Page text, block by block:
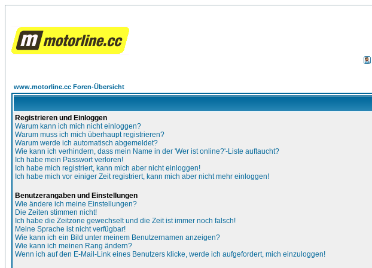
www.motorline.cc Foren-Übersicht
Registrieren und Einloggen
Warum kann ich mich nicht einloggen?
Warum muss ich mich überhaupt registrieren?
Warum werde ich automatisch abgemeldet?
Wie kann ich verhindern, dass mein Name in der 'Wer ist online?'-Liste auftaucht?
Ich habe mein Passwort verloren!
Ich habe mich registriert, kann mich aber nicht einloggen!
Ich habe mich vor einiger Zeit registriert, kann mich aber nicht mehr einloggen!
Benutzerangaben und Einstellungen
Wie ändere ich meine Einstellungen?
Die Zeiten stimmen nicht!
Ich habe die Zeitzone gewechselt und die Zeit ist immer noch falsch!
Meine Sprache ist nicht verfügbar!
Wie kann ich ein Bild unter meinem Benutzernamen anzeigen?
Wie kann ich meinen Rang ändern?
Wenn ich auf den E-Mail-Link eines Benutzers klicke, werde ich aufgefordert, mich einzuloggen!